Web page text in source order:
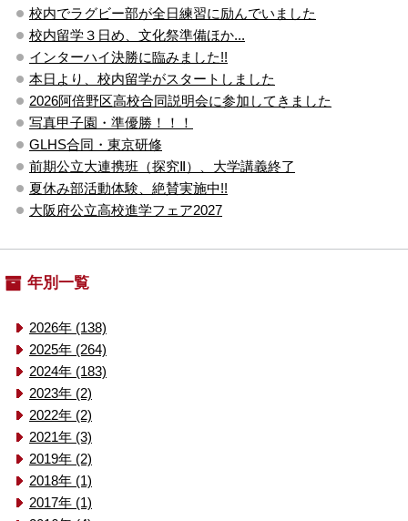
校内でラグビー部が全日練習に励んでいました
校内留学３日め、文化祭準備ほか...
インターハイ決勝に臨みました!!
本日より、校内留学がスタートしました
2026阿倍野区高校合同説明会に参加してきました
写真甲子園・準優勝！！！
GLHS合同・東京研修
前期公立大連携班（探究Ⅱ）、大学講義終了
夏休み部活動体験、絶賛実施中!!
大阪府公立高校進学フェア2027
年別一覧
2026年 (138)
2025年 (264)
2024年 (183)
2023年 (2)
2022年 (2)
2021年 (3)
2019年 (2)
2018年 (1)
2017年 (1)